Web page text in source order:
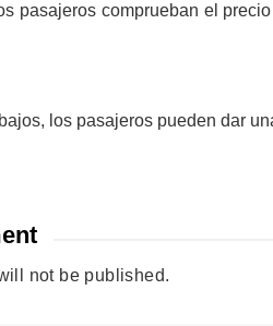
pasajeros comprueban el
los pasajeros pueden dar
not be published.